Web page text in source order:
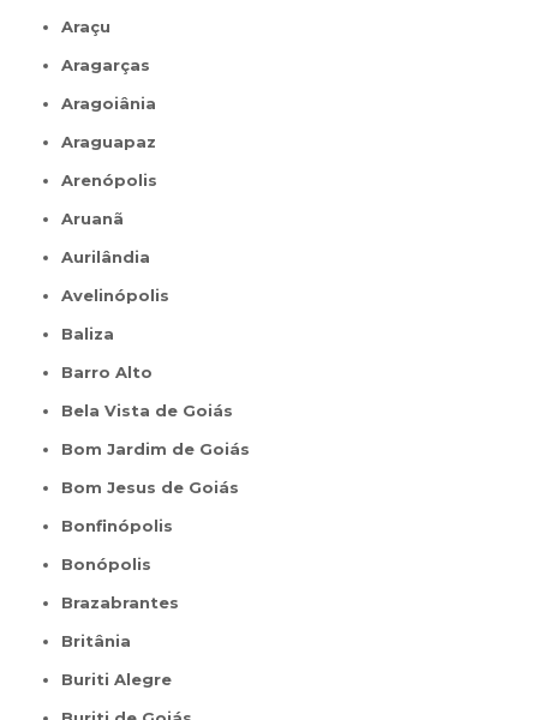
Araçu
Aragarças
Aragoiânia
Araguapaz
Arenópolis
Aruanã
Aurilândia
Avelinópolis
Baliza
Barro Alto
Bela Vista de Goiás
Bom Jardim de Goiás
Bom Jesus de Goiás
Bonfinópolis
Bonópolis
Brazabrantes
Britânia
Buriti Alegre